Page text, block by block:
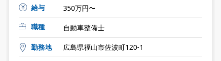
給与
350万円〜
職種
自動車整備士
勤務地 広島県福山市佐波町120-1